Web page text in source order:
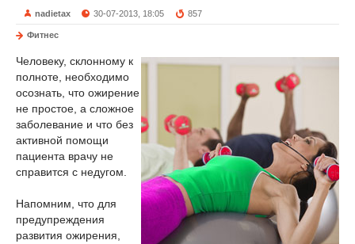
nadietax 30-07-2013, 18:05 857
Фитнес
Человеку, склонному к
полноте, необходимо
осознать, что ожирение
не простое, а сложное
заболевание и что без
активной помощи
пациента врачу не
справится с недугом.
Напомним, что для
предупреждения
развития ожирения,